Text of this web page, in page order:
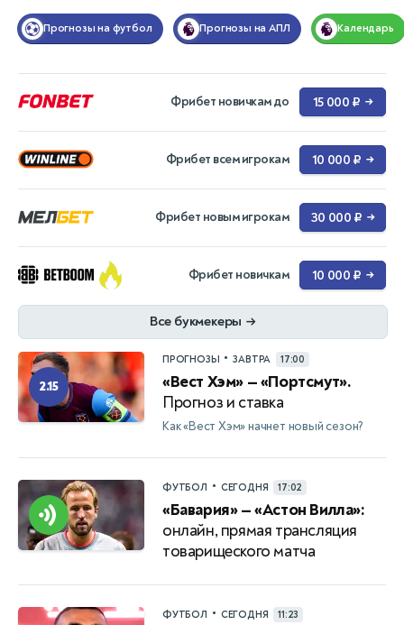
Прогнозы на футбол Прогнозы на АПЛ Календарь
Фрибет новичкам до 15 000 ₽ →
Фрибет всем игрокам 10 000 ₽ →
Фрибет новым игрокам 30 000 ₽ →
Фрибет новичкам 10 000 ₽ →
Все букмекеры →
2.15
ПРОГНОЗЫ • ЗАВТРА 17:00
«Вест Хэм» — «Портсмут».
Прогноз и ставка
Как «Вест Хэм» начнет новый сезон?
ФУТБОЛ • СЕГОДНЯ 17:02
«Бавария» — «Астон Вилла»:
онлайн, прямая трансляция
товарищеского матча
ФУТБОЛ • СЕГОДНЯ 11:23